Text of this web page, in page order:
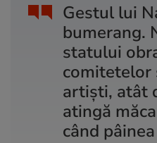
Gestul lui
bumerang.
statului
comitetelor
artiști, atât
atingă
când